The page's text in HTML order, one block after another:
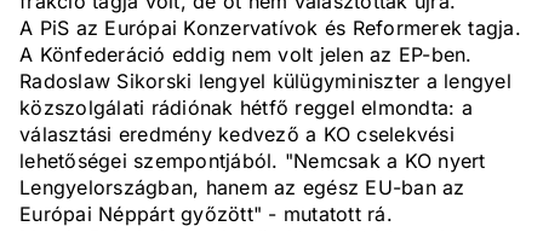
A PiS az Európai Konzervatívok és Reformerek tagja.
A Könfederáció eddig nem volt jelen az EP-ben.
Radoslaw Sikorski lengyel külügyminiszter a lengyel
közszolgálati rádiónak hétfő reggel elmondta: a
választási eredmény kedvező a KO cselekvési
lehetőségei szempontjából. "Nemcsak a KO nyert
Lengyelországban, hanem az egész EU-ban az
Európai Néppárt győzött" - mutatott rá.